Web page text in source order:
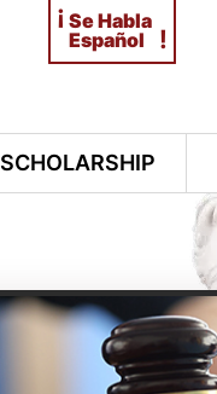
¡ Se Habla
Español
!
SCHOLARSHIP